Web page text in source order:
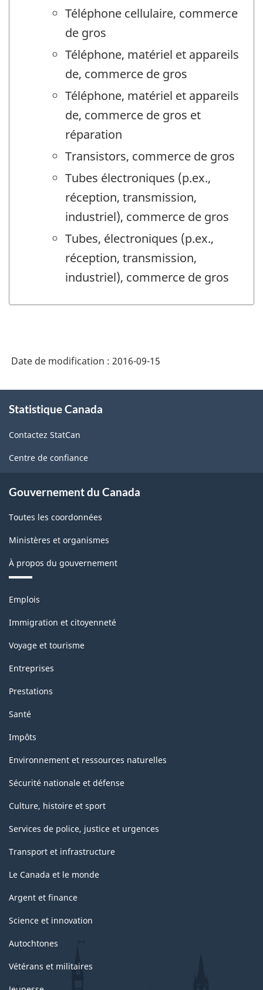
Téléphone cellulaire, commerce
de gros
Téléphone, matériel et appareils
de, commerce de gros
Téléphone, matériel et appareils
de, commerce de gros et
réparation
Transistors, commerce de gros
Tubes électroniques (p.ex.,
réception, transmission,
industriel), commerce de gros
Tubes, électroniques (p.ex.,
réception, transmission,
industriel), commerce de gros
Date de modification : 2016-09-15
propos
ce
site
Statistique Canada
Contactez StatCan
Centre de confiance
Gouvernement du Canada
Toutes les coordonnées
Ministères et organismes
À propos du gouvernement
Thèmes
sujets
Emplois
Immigration et citoyenneté
Voyage et tourisme
Entreprises
Prestations
Santé
Impôts
Environnement et ressources naturelles
Sécurité nationale et défense
Culture, histoire et sport
Services de police, justice et urgences
Transport et infrastructure
Le Canada et le monde
Argent et finance
Science et innovation
Autochtones
Vétérans et militaires